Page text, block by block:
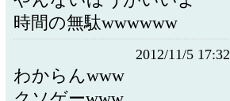
時間の無駄wwwwww
2012/11/5 17:32
わからんwww